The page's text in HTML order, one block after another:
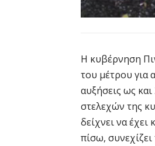
Η κυβέρνηση
του μέτρου για
αυξήσεις ως
στελεχών της
δείχνει να
πίσω,